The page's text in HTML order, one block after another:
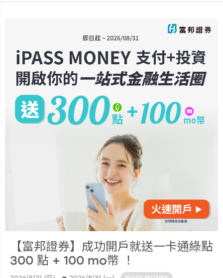
【富邦證券】成功開戶就送一卡通綠點
300 點 + 100 mo幣 ！